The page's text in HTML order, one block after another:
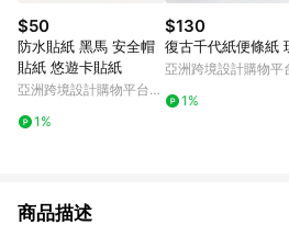
$50
防水貼紙 黑馬 安全帽
貼紙 悠遊卡貼紙
亞洲跨境設計購物平台
1%
$130
復古千代紙便條紙
亞洲跨境設計購物平
1%
商品描述